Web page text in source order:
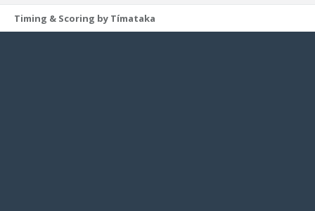
Timing & Scoring by Tímataka